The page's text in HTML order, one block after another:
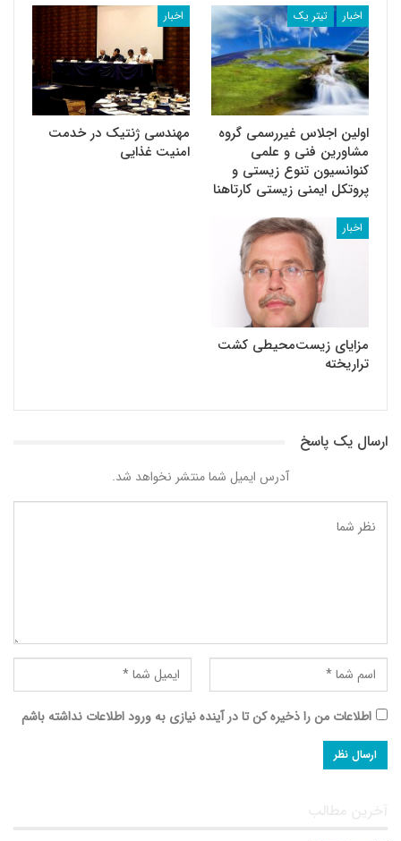
اخبار تیتر یک
اولین اجلاس غیررسمی گروه
مشاورین فنی و علمی
کنوانسیون تنوع زیستی و
پروتکل ایمنی زیستی کارتاهنا
اخبار
مهندسی ژنتیک در خدمت
امنیت غذایی
اخبار
مزایای زیست‌محیطی کشت
تراریخته
ارسال یک پاسخ
آدرس ایمیل شما منتشر نخواهد شد.
اطلاعات من را ذخیره کن تا در آینده نیازی به ورود اطلاعات نداشته باشم
آخرین مطالب